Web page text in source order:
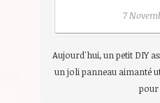
7
Aujourd'hui, un petit DIY
un joli panneau aimanté
pour